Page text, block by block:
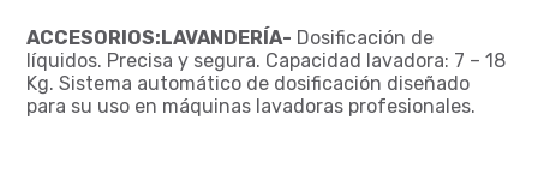
ACCESORIOS:LAVANDERÍA- Dosificación de
líquidos. Precisa y segura. Capacidad lavadora: 7 – 18
Kg. Sistema automático de dosificación diseñado
para su uso en máquinas lavadoras profesionales.